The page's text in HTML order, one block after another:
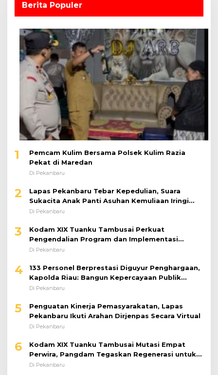
Berita Populer
1
Pemcam Kulim Bersama Polsek Kulim Razia
Pekat di Maredan
Di Pekanbaru
2
Lapas Pekanbaru Tebar Kepedulian, Suara
Sukacita Anak Panti Asuhan Kemuliaan Iringi
Bantuan Sosial
Di Pekanbaru
3
Kodam XIX Tuanku Tambusai Perkuat
Pengendalian Program dan Implementasi
Doktrin TNI AD
Di Pekanbaru
4
133 Personel Berprestasi Diguyur Penghargaan,
Kapolda Riau: Bangun Kepercayaan Publik
dengan Karya Nyata
Di Pekanbaru
5
Penguatan Kinerja Pemasyarakatan, Lapas
Pekanbaru Ikuti Arahan Dirjenpas Secara Virtual
Di Pekanbaru
6
Kodam XIX Tuanku Tambusai Mutasi Empat
Perwira, Pangdam Tegaskan Regenerasi untuk
Perkuat Kinerja Satuan
Di Pekanbaru